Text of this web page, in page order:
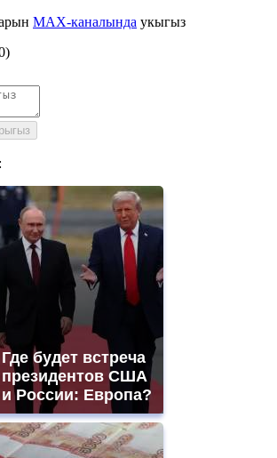
MAX-каналында укыгыз
Где будет встреча
президентов США
и России: Европа?